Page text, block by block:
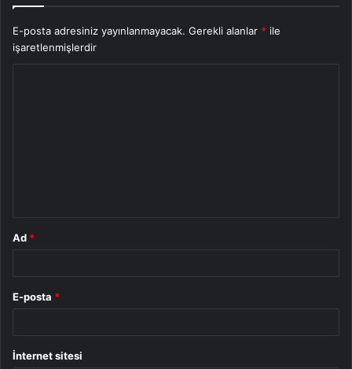
E-posta adresiniz yayınlanmayacak. Gerekli alanlar * ile
işaretlenmişlerdir
Ad *
E-posta *
İnternet sitesi